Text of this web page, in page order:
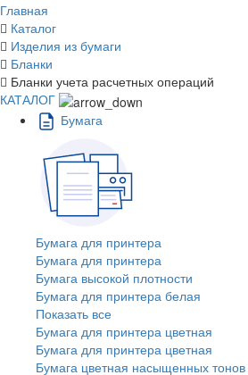
Главная
Каталог
Изделия из бумаги
Бланки
Бланки учета расчетных операций
КАТАЛОГ
Бумага
Бумага для принтера
Бумага для принтера
Бумага высокой плотности
Бумага для принтера белая
Показать все
Бумага для принтера цветная
Бумага для принтера цветная
Бумага цветная насыщенных тонов